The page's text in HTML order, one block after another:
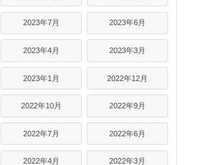
2023年7月 2023年6月
2023年4月 2023年3月
2023年1月 2022年12月
2022年10月 2022年9月
2022年7月 2022年6月
2022年4月 2022年3月